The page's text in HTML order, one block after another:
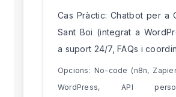
Cas Pràctic: Chatbot per a
Sant Boi (integrat a
a suport 24/7, FAQs i
Opcions: No-code (n8n,
WordPress, API